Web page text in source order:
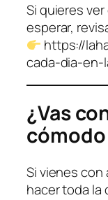
Si quieres
esperar,
https://
cada-dia-en-
¿Vas
cómodo
Si vienes con
hacer toda la